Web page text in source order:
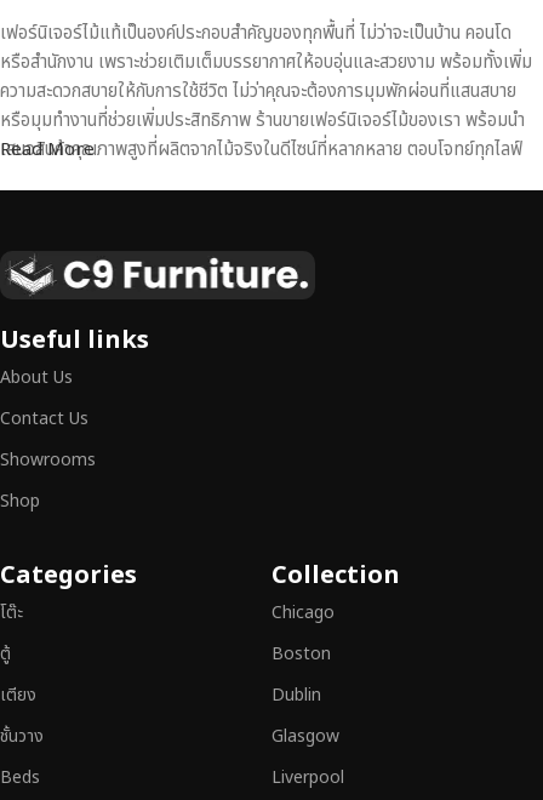
เฟอร์นิเจอร์ไม้แท้เป็นองค์ประกอบสำคัญของทุกพื้นที่ ไม่ว่าจะเป็นบ้าน คอนโด
หรือสำนักงาน เพราะช่วยเติมเต็มบรรยากาศให้อบอุ่นและสวยงาม พร้อมทั้งเพิ่ม
ความสะดวกสบายให้กับการใช้ชีวิต ไม่ว่าคุณจะต้องการมุมพักผ่อนที่แสนสบาย
หรือมุมทำงานที่ช่วยเพิ่มประสิทธิภาพ ร้านขายเฟอร์นิเจอร์ไม้ของเรา พร้อมนำ
เสนอสินค้าคุณภาพสูงที่ผลิตจากไม้จริงในดีไซน์ที่หลากหลาย ตอบโจทย์ทุกไลฟ์
เหนือระดับ
เฟอร์นิเจอร์ไม้ไม่ใช่เพียงของตกแต่ง แต่เป็นงานศิลปะที่สะท้อนถึงรสนิยมและ
สามารถผสานความสวยงาม ความแข็งแรง และการใช้งานที่ตอบโจทย์ทุกความ
ต้องการได้อย่างลงตัว เฟอร์นิเจอร์ทุกชิ้นของเราผลิตจากวัสดุคุณภาพสูง ผ่าน
การตรวจสอบมาตรฐานอย่างเคร่งครัด
สิก และการใช้งานที่ยาวนาน
ประกันคุณภาพและการบริการที่ดีที่สุด
Read More
Useful links
About Us
Contact Us
Showrooms
Shop
Categories
โต๊ะ
ตู้
เตียง
ชั้นวาง
Beds
Collection
Chicago
Boston
Dublin
Glasgow
Liverpool